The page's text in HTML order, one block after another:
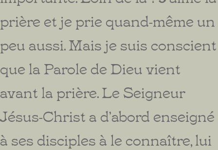
prière et je prie quand-même un
peu aussi. Mais je suis conscient
que la Parole de Dieu vient
avant la prière. Le Seigneur
Jésus-Christ a d’abord enseigné
à ses disciples à le connaître, lui